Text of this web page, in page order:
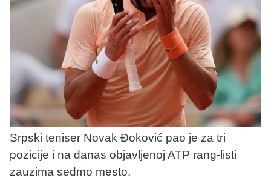
Srpski teniser Novak Đoković pao je za tri
pozicije i na danas objavljenoj ATP rang-listi
zauzima sedmo mesto.